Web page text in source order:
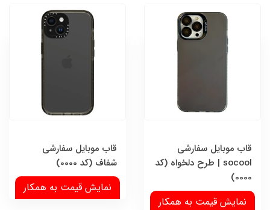
قاب موبایل سفارشی
socool | طرح دلخواه (کد
0000)
نمایش قیمت به همکار
قاب موبایل سفارشی
شفاف (کد 0000)
نمایش قیمت به همکار